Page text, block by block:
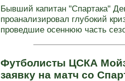
Бывший капитан "Спартака"
проанализировал глубокий
проведшие осеннюю часть
Футболисты ЦСКА
заявку на матч со